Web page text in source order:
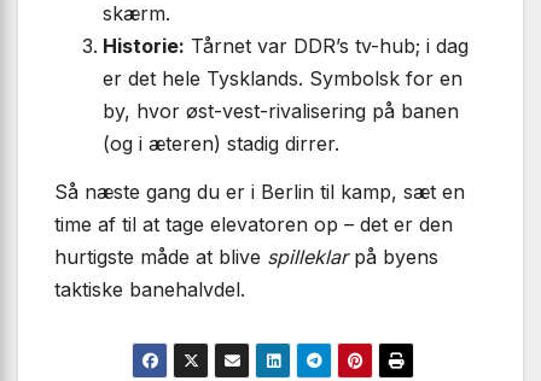
skærm.
Historie: Tårnet var DDR’s tv-hub; i dag
er det hele Tysklands. Symbolsk for en
by, hvor øst-vest-rivalisering på banen
(og i æteren) stadig dirrer.
Så næste gang du er i Berlin til kamp, sæt en
time af til at tage elevatoren op – det er den
hurtigste måde at blive spilleklarpå byens
taktiske banehalvdel.